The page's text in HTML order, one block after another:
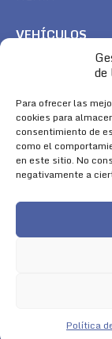
de
Para ofrecer las
cookies para
consentimiento de
como el
en este sitio. No
negativamente a
Política
VEHÍCULOS
TREK
SÍGUENOS
Encuéntranos en:
Facebook
page
YouTube
pagepage